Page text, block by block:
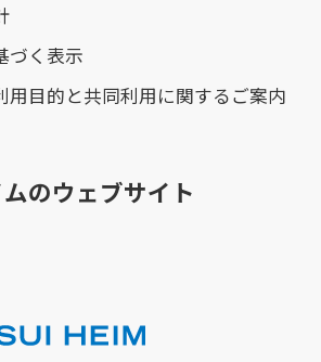
づく表示
用目的と共同利用に関するご案内
のウェブサイト